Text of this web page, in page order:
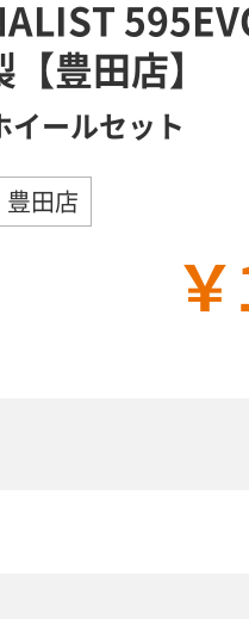
豊田店】
イールセット
豊田店